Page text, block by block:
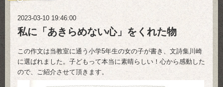
2023-03-10 19:46:00
私に「あきらめない心」をくれた物
この作文は当教室に通う小学5年生の女の子が書き、文詩集川崎
に選ばれました。子どもって本当に素晴らしい！心から感動した
ので、ご紹介させて頂きます。